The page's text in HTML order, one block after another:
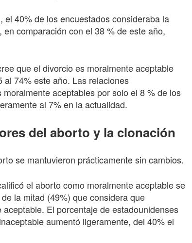
40% de los encuestados consideraba la
comparación con el 38 % de este año,
que el divorcio es moralmente aceptable
74% este año. Las relaciones
aceptables por solo el 8 % de los
al 7% en la actualidad.
del aborto y la clonación
se mantuvieron prácticamente sin cambios.
el aborto como moralmente aceptable se
la mitad (49%) que considera que
El porcentaje de estadounidenses
aumentó ligeramente, del 40% el